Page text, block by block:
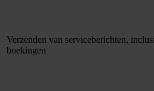
Verzenden van serviceberichten,
boekingen